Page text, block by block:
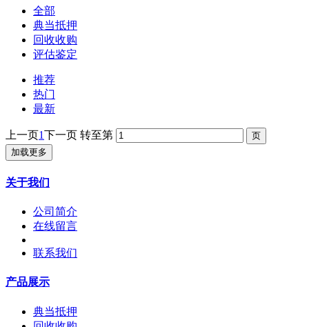
全部
典当抵押
回收收购
评估鉴定
推荐
热门
最新
上一页1下一页 转至第
加载更多
关于我们
公司简介
在线留言
联系我们
产品展示
典当抵押